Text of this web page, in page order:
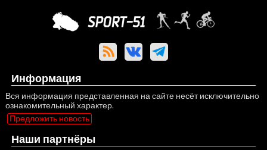
Информация
Вся информация представленная на сайте несёт исключительно
ознакомительный характер.
Предложить новость
Наши партнёры